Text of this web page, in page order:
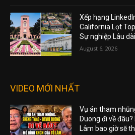
Xếp hạng
California Lọt
Sự nghiệp Lâu dài
August 6, 2026
VIDEO MỚI NHẤT
Vụ án tham
Duong đi về
Lâm bao giờ sẽ